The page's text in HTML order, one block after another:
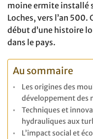
moine ermite installé
Loches, vers l’an
début d’une histoire
dans le pays.
Au sommaire
Les origines des
développement des
Techniques et
hydrauliques aux
L’impact social et